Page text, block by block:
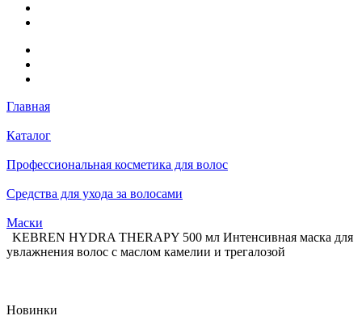
Главная
Каталог
Профессиональная косметика для волос
Средства для ухода за волосами
Маски
KEBREN HYDRA THERAPY 500 мл Интенсивная маска для
увлажнения волос с маслом камелии и трегалозой
Новинки